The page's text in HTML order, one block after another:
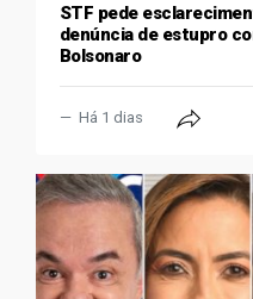
STF pede
denúncia de estupro
Bolsonaro
Há 1 dias